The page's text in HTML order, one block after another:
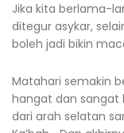
Jika kita berlama-
ditegur asykar,
boleh jadi bikin
Matahari semakin
hangat dan sangat
dari arah selatan